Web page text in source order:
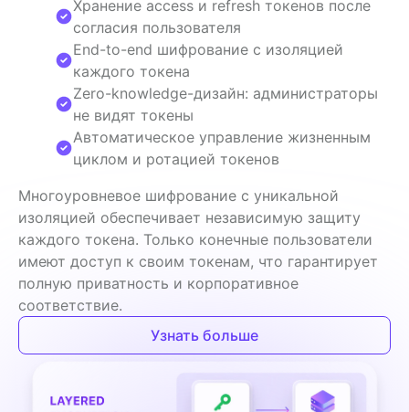
Многоуровневое шифрование с уникальной
изоляцией обеспечивает независимую защиту
каждого токена. Только конечные пользователи
имеют доступ к своим токенам, что гарантирует
полную приватность и корпоративное
соответствие.
Хранение access и refresh токенов после
согласия пользователя
End-to-end шифрование с изоляцией
каждого токена
Zero-knowledge-дизайн: администраторы
не видят токены
Автоматическое управление жизненным
циклом и ротацией токенов
Узнать больше